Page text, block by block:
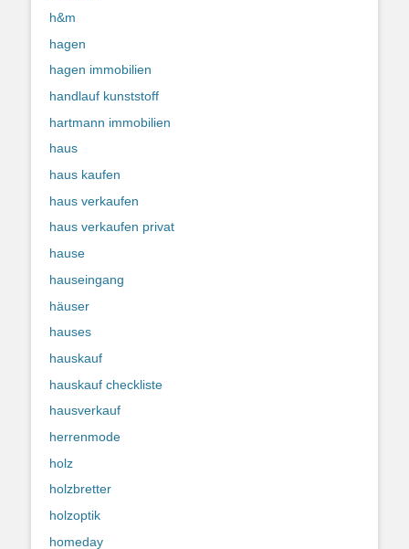
h&m
hagen
hagen immobilien
handlauf kunststoff
hartmann immobilien
haus
haus kaufen
haus verkaufen
haus verkaufen privat
hause
hauseingang
häuser
hauses
hauskauf
hauskauf checkliste
hausverkauf
herrenmode
holz
holzbretter
holzoptik
homeday